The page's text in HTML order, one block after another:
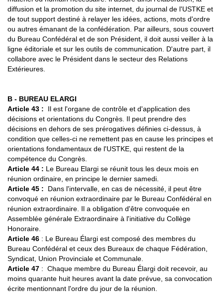
diffusion et la promotion du site internet, du journal de l'USTKE et
de tout support destiné à relayer les idées, actions, mots d'ordre
ou autres émanant de la confédération. Par ailleurs, sous couvert
du Bureau Confédéral et de son Président, il doit aussi veiller à la
ligne éditoriale et sur les outils de communication. D'autre part, il
collabore avec le Président dans le secteur des Relations
Extérieures.
B - BUREAU ELARGI
Article 43 : Il est l'organe de contrôle et d'application des
décisions et orientations du Congrès. Il peut prendre des
décisions en dehors de ses prérogatives définies ci-dessus, à
condition que celles-ci ne remettent pas en cause les principes et
orientations fondamentaux de l'USTKE, qui restent de la
compétence du Congrès.
Article 44 : Le Bureau Elargi se réunit tous les deux mois en
réunion ordinaire, en principe le dernier samedi.
Article 45 : Dans l'intervalle, en cas de nécessité, il peut être
convoqué en réunion extraordinaire par le Bureau Confédéral en
réunion extraordinaire. Il a obligation d'être convoquée en
Assemblée générale Extraordinaire à l'initiative du Collège
Honoraire.
Article 46 : Le Bureau Élargi est composé des membres du
Bureau Confédéral et ceux des Bureaux de chaque Fédération,
Syndicat, Union Provinciale et Communale.
Article 47 : Chaque membre du Bureau Élargi doit recevoir, au
moins quarante huit heures avant la date prévue, sa convocation
écrite mentionnant l'ordre du jour de la réunion.